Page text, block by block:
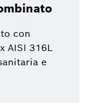
con
AISI 316L
e